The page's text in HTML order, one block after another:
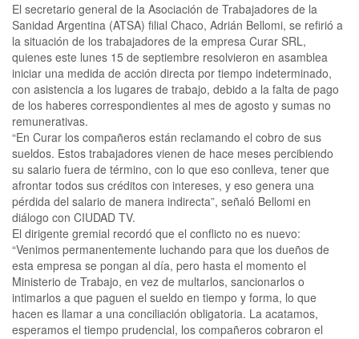
El secretario general de la Asociación de Trabajadores de la
Sanidad Argentina (ATSA) filial Chaco, Adrián Bellomi, se refirió a
la situación de los trabajadores de la empresa Curar SRL,
quienes este lunes 15 de septiembre resolvieron en asamblea
iniciar una medida de acción directa por tiempo indeterminado,
con asistencia a los lugares de trabajo, debido a la falta de pago
de los haberes correspondientes al mes de agosto y sumas no
remunerativas.
“En Curar los compañeros están reclamando el cobro de sus
sueldos. Estos trabajadores vienen de hace meses percibiendo
su salario fuera de término, con lo que eso conlleva, tener que
afrontar todos sus créditos con intereses, y eso genera una
pérdida del salario de manera indirecta”, señaló Bellomi en
diálogo con CIUDAD TV.
El dirigente gremial recordó que el conflicto no es nuevo:
“Venimos permanentemente luchando para que los dueños de
esta empresa se pongan al día, pero hasta el momento el
Ministerio de Trabajo, en vez de multarlos, sancionarlos o
intimarlos a que paguen el sueldo en tiempo y forma, lo que
hacen es llamar a una conciliación obligatoria. La acatamos,
esperamos el tiempo prudencial, los compañeros cobraron el